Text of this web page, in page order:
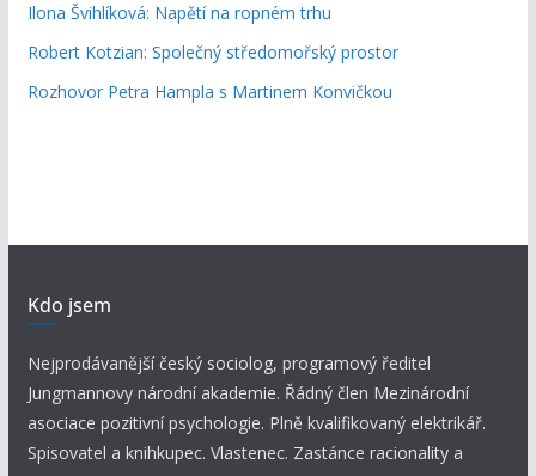
Ilona Švihlíková: Napětí na ropném trhu
Robert Kotzian: Společný středomořský prostor
Rozhovor Petra Hampla s Martinem Konvičkou
Kdo jsem
Nejprodávanější český sociolog, programový ředitel
Jungmannovy národní akademie. Řádný člen Mezinárodní
asociace pozitivní psychologie. Plně kvalifikovaný elektrikář.
Spisovatel a knihkupec. Vlastenec. Zastánce racionality a